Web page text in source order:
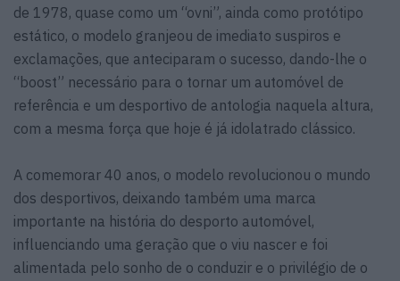
de 1978, quase como um “ovni”, ainda como protótipo
estático, o modelo granjeou de imediato suspiros e
exclamações, que anteciparam o sucesso, dando-lhe o
“boost” necessário para o tornar um automóvel de
referência e um desportivo de antologia naquela altura,
com a mesma força que hoje é já idolatrado clássico.
A comemorar 40 anos, o modelo revolucionou o mundo
dos desportivos, deixando também uma marca
importante na história do desporto automóvel,
influenciando uma geração que o viu nascer e foi
alimentada pelo sonho de o conduzir e o privilégio de o